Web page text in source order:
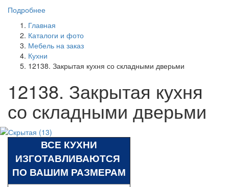
Подробнее
Главная
Каталоги и фото
Мебель на заказ
Кухни
12138. Закрытая кухня со складными дверьми
12138. Закрытая кухня
со складными дверьми
ВСЕ КУХНИ
ИЗГОТАВЛИВАЮТСЯ
ПО ВАШИМ РАЗМЕРАМ